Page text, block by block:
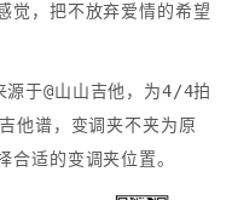
觉，把不放弃爱情的希望
于@山山吉他，为4/4拍
他谱，变调夹不夹为原
合适的变调夹位置。